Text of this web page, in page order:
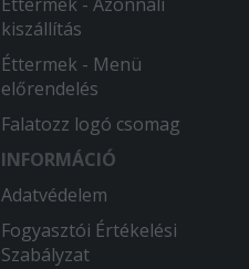
kiszállítás
Éttermek - Menü
előrendelés
Falatozz logó csomag
INFORMÁCIÓ
Adatvédelem
Fogyasztói Értékelési
Szabályzat